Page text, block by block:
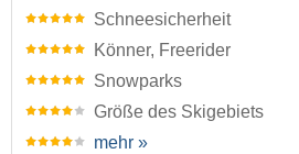
Schneesicherheit
Könner, Freerider
Snowparks
Größe des Skigebiets
mehr »